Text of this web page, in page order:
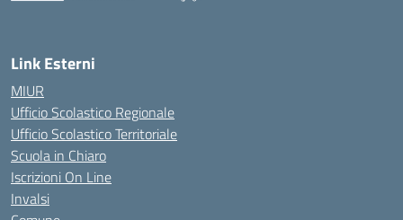
Link Esterni
MIUR
Ufficio Scolastico Regionale
Ufficio Scolastico Territoriale
Scuola in Chiaro
Iscrizioni On Line
Invalsi